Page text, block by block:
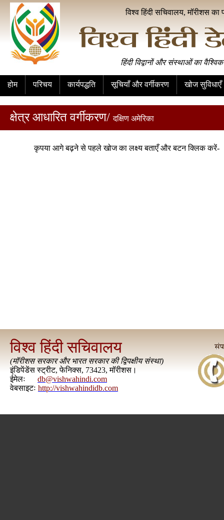
विश्व हिंदी सचिवालय, मॉरीशस का
हिंदी विद्वानों और संस्थाओं का
होम परिचय कार्यपद्धति सूचियाँ और वर्गीकरण खोज सुविधाएँ
क्षेत्र आधारित वर्गीकरण/दक्षिण अमेरिका
कृपया आगे बढ़ने से पहले खोज का लक्ष्य बताएँ और बटन क्लिक करें-
विश्व हिंदी सचिवालय
(मॉरीशस सरकार और भारत सरकार की द्विपक्षीय संस्था)
इंडिपेंडेंस स्ट्रीट, फेनिक्स, 73423, मॉरीशस।
ईमेलः
db@vishwahindi.com
वेबसाइटः http://vishwahindidb.com